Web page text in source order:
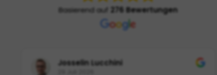
Basierend auf 276 Bewertungen
Josselin Lucchini